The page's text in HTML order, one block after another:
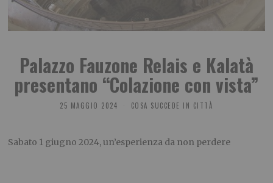
Palazzo Fauzone Relais e Kalatà
presentano “Colazione con vista”
25 MAGGIO 2024 COSA SUCCEDE IN CITTÀ
Sabato 1 giugno 2024, un’esperienza da non perdere